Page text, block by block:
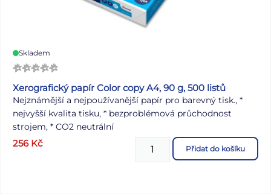
Skladem
Xerografický papír Color copy A4, 90 g, 500 listů
Nejznámější a nejpoužívanější papír pro barevný tisk., *
nejvyšší kvalita tisku, * bezproblémová průchodnost
strojem, * CO2 neutrální
256 Kč Přidat do košíku